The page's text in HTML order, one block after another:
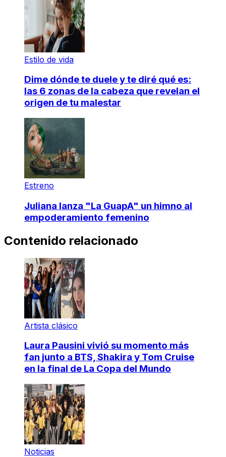
Estilo de vida
Dime dónde te duele y te diré qué es:
las 6 zonas de la cabeza que revelan el
origen de tu malestar
Estreno
Juliana lanza "La GuapA" un himno al
empoderamiento femenino
Contenido relacionado
Artista clásico
Laura Pausini vivió su momento más
fan junto a BTS, Shakira y Tom Cruise
en la final de La Copa del Mundo
Noticias